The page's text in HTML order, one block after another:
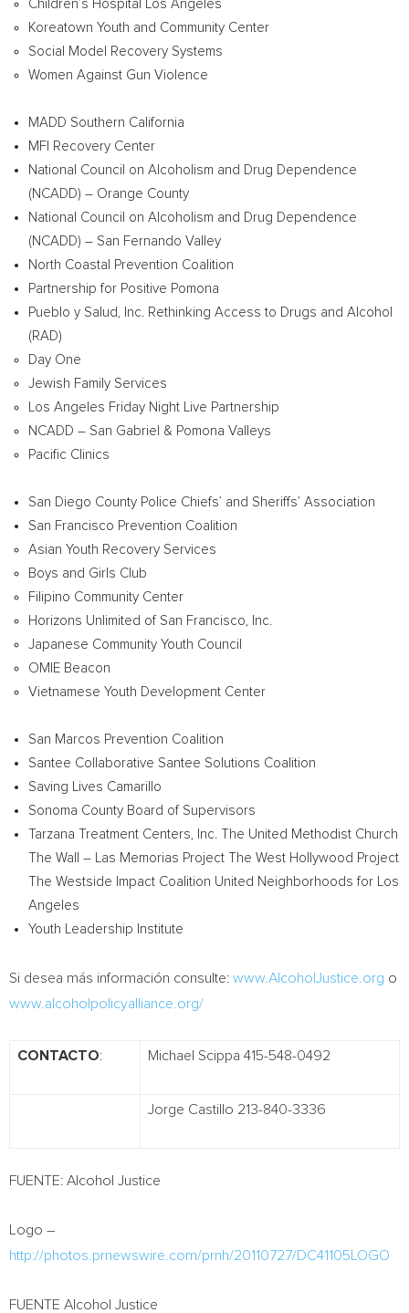
Children’s Hospital Los Angeles
Koreatown Youth and Community Center
Social Model Recovery Systems
Women Against Gun Violence
MADD Southern California
MFI Recovery Center
National Council on Alcoholism and Drug Dependence
(NCADD) – Orange County
National Council on Alcoholism and Drug Dependence
(NCADD) – San Fernando Valley
North Coastal Prevention Coalition
Partnership for Positive Pomona
Pueblo y Salud, Inc. Rethinking Access to Drugs and Alcohol
(RAD)
Day One
Jewish Family Services
Los Angeles Friday Night Live Partnership
NCADD – San Gabriel & Pomona Valleys
Pacific Clinics
San Diego County Police Chiefs’ and Sheriffs’ Association
San Francisco Prevention Coalition
Asian Youth Recovery Services
Boys and Girls Club
Filipino Community Center
Horizons Unlimited of San Francisco, Inc.
Japanese Community Youth Council
OMIE Beacon
Vietnamese Youth Development Center
San Marcos Prevention Coalition
Santee Collaborative Santee Solutions Coalition
Saving Lives Camarillo
Sonoma County Board of Supervisors
Tarzana Treatment Centers, Inc.
The United Methodist Church
The Wall – Las Memorias Project
The West Hollywood Project
The Westside Impact Coalition United Neighborhoods for Los
Angeles
Youth Leadership Institute
Si desea más información consulte: www.AlcoholJustice.org o
www.alcoholpolicyalliance.org/
CONTACTO: Michael Scippa 415-548-0492
Jorge Castillo 213-840-3336
FUENTE: Alcohol Justice
Logo –
http://photos.prnewswire.com/prnh/20110727/DC41105LOGO
FUENTE Alcohol Justice